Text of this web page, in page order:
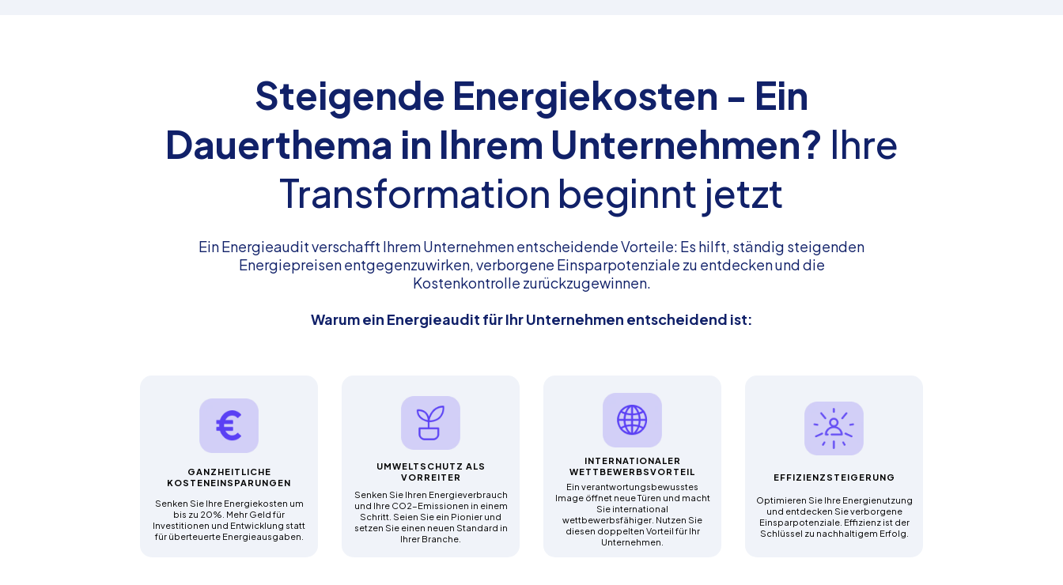
Steigende Energiekosten - Ein
Dauerthema in Ihrem Unternehmen? Ihre
Transformation beginnt jetzt
Ein Energieaudit verschafft Ihrem Unternehmen entscheidende Vorteile: Es hilft, ständig steigenden
Energiepreisen entgegenzuwirken, verborgene Einsparpotenziale zu entdecken und die
Kostenkontrolle zurückzugewinnen.
Warum ein Energieaudit für Ihr Unternehmen entscheidend ist:
GANZHEITLICHE
KOSTENEINSPARUNGEN
Senken Sie Ihre Energiekosten um
bis zu 20%. Mehr Geld für
Investitionen und Entwicklung statt
für überteuerte Energieausgaben.
UMWELTSCHUTZ ALS
VORREITER
Senken Sie Ihren Energieverbrauch
und Ihre CO2-Emissionen in einem
Schritt. Seien Sie ein Pionier und
setzen Sie einen neuen Standard in
Ihrer Branche.
INTERNATIONALER
WETTBEWERBSVORTEIL
Ein verantwortungsbewusstes
Image öffnet neue Türen und macht
Sie international
wettbewerbsfähiger. Nutzen Sie
diesen doppelten Vorteil für Ihr
Unternehmen.
EFFIZIENZSTEIGERUNG
Optimieren Sie Ihre Energienutzung
und entdecken Sie verborgene
Einsparpotenziale. Effizienz ist der
Schlüssel zu nachhaltigem Erfolg.